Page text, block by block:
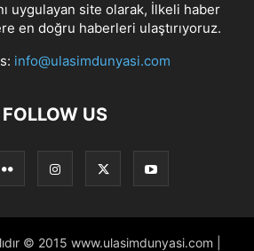
uygulayan site olarak, İlkeli haber
en doğru haberleri ulaştırıyoruz.
info@ulasimdunyasi.com
FOLLOW US
© 2015 www.ulasimdunyasi.com |